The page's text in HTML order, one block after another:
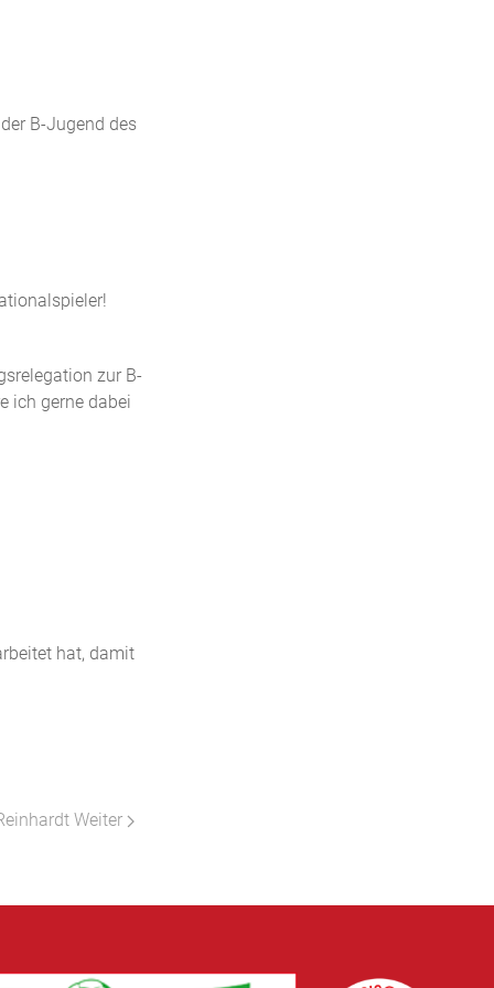
B-Jugend des
zur B-
ich gerne dabei
hat, damit
Weiter